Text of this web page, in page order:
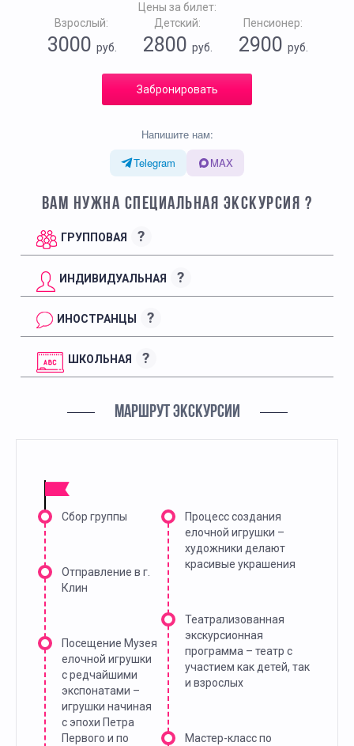
Цены за билет:
Взрослый:
3000 руб.
Детский:
2800 руб.
Пенсионер:
2900руб.
Забронировать
Напишите нам:
Telegram
MAX
ВАМ НУЖНА СПЕЦИАЛЬНАЯ ЭКСКУРСИЯ ?
ГРУППОВАЯ ?
ИНДИВИДУАЛЬНАЯ ?
ИНОСТРАНЦЫ ?
ШКОЛЬНАЯ ?
МАРШРУТ ЭКСКУРСИИ
Сбор группы
Отправление в г.
Клин
Посещение Музея
елочной игрушки
с редчайшими
экспонатами –
игрушки начиная
с эпохи Петра
Первого и по
Процесс создания
елочной игрушки –
художники делают
красивые украшения
Театрализованная
экскурсионная
программа – театр с
участием как детей, так
и взрослых
Мастер-класс по